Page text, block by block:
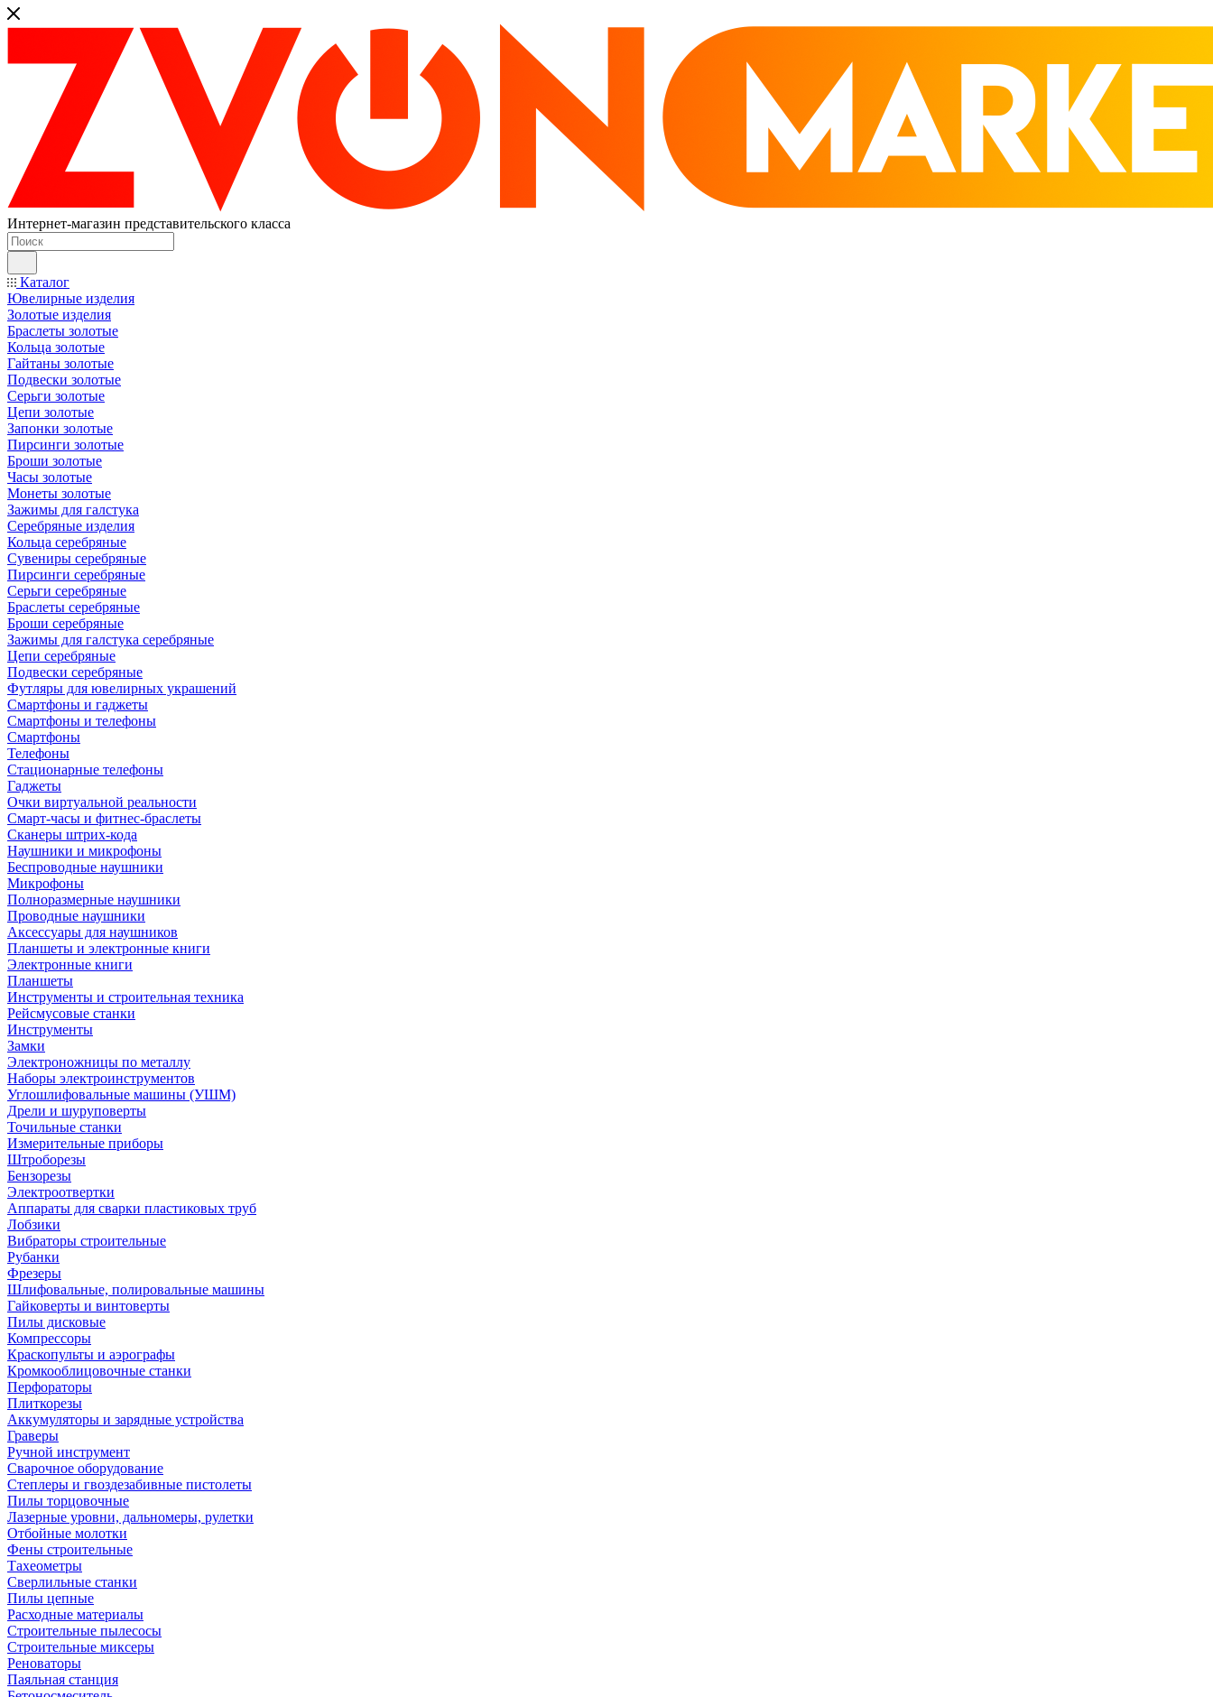
Интернет-магазин представительского класса
Каталог
Ювелирные изделия
Золотые изделия
Браслеты золотые
Кольца золотые
Гайтаны золотые
Подвески золотые
Серьги золотые
Цепи золотые
Запонки золотые
Пирсинги золотые
Броши золотые
Часы золотые
Монеты золотые
Зажимы для галстука
Серебряные изделия
Кольца серебряные
Сувениры серебряные
Пирсинги серебряные
Серьги серебряные
Браслеты серебряные
Броши серебряные
Зажимы для галстука серебряные
Цепи серебряные
Подвески серебряные
Футляры для ювелирных украшений
Смартфоны и гаджеты
Смартфоны и телефоны
Смартфоны
Телефоны
Стационарные телефоны
Гаджеты
Очки виртуальной реальности
Смарт-часы и фитнес-браслеты
Сканеры штрих-кода
Наушники и микрофоны
Беспроводные наушники
Микрофоны
Полноразмерные наушники
Проводные наушники
Аксессуары для наушников
Планшеты и электронные книги
Электронные книги
Планшеты
Инструменты и строительная техника
Рейсмусовые станки
Инструменты
Замки
Электроножницы по металлу
Наборы электроинструментов
Углошлифовальные машины (УШМ)
Дрели и шуруповерты
Точильные станки
Измерительные приборы
Штроборезы
Бензорезы
Электроотвертки
Аппараты для сварки пластиковых труб
Лобзики
Вибраторы строительные
Рубанки
Фрезеры
Шлифовальные, полировальные машины
Гайковерты и винтоверты
Пилы дисковые
Компрессоры
Краскопульты и аэрографы
Кромкооблицовочные станки
Перфораторы
Плиткорезы
Аккумуляторы и зарядные устройства
Граверы
Ручной инструмент
Сварочное оборудование
Степлеры и гвоздезабивные пистолеты
Пилы торцовочные
Лазерные уровни, дальномеры, рулетки
Отбойные молотки
Фены строительные
Тахеометры
Сверлильные станки
Пилы цепные
Расходные материалы
Строительные пылесосы
Строительные миксеры
Реноваторы
Паяльная станция